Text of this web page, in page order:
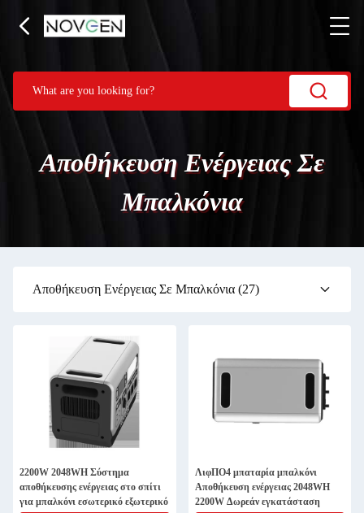
Αποθήκευση Ενέργειας Σε
Μπαλκόνια
Αποθήκευση Ενέργειας Σε Μπαλκόνια (27)
2200W 2048WH Σύστημα
αποθήκευσης ενέργειας στο σπίτι
για μπαλκόνι εσωτερικό εξωτερικό
ΛιφΠΟ4 μπαταρία μπαλκόνι
Αποθήκευση ενέργειας 2048WH
2200W Δωρεάν εγκατάσταση